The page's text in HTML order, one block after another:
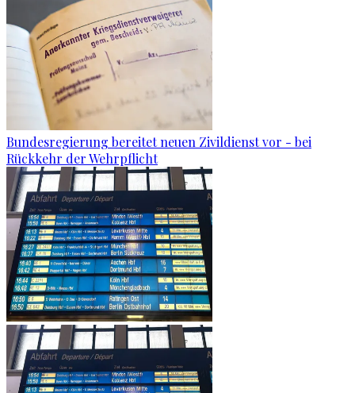
Bundesregierung bereitet neuen Zivildienst vor - bei
Rückkehr der Wehrpflicht